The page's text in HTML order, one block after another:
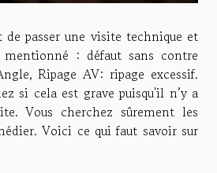
passer une visite technique et
: défaut sans contre
Ripage AV: ripage excessif.
si cela est grave puisqu'il n’y a
Vous cherchez sûrement les
Voici ce qui faut savoir sur